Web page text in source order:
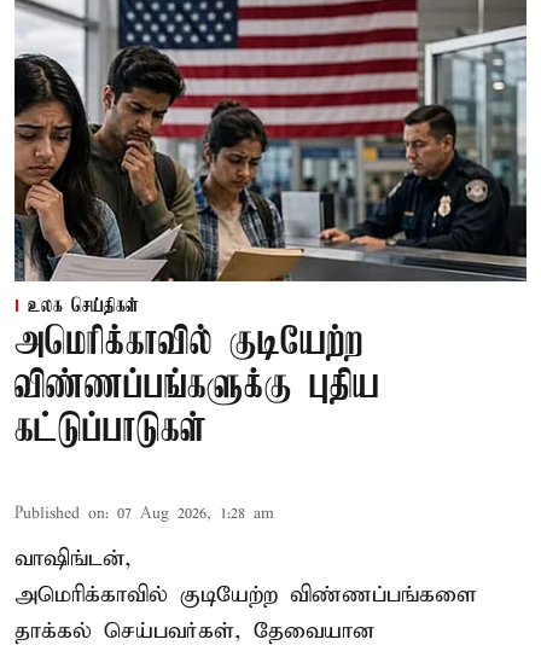
உலக செய்திகள்
அமெரிக்காவில் குடியேற்ற
விண்ணப்பங்களுக்கு புதிய
கட்டுப்பாடுகள்
Published on: 07 Aug 2026, 1:28 am
வாஷிங்டன்,
அமெரிக்காவில் குடியேற்ற விண்ணப்பங்களை
தாக்கல் செய்பவர்கள், தேவையான